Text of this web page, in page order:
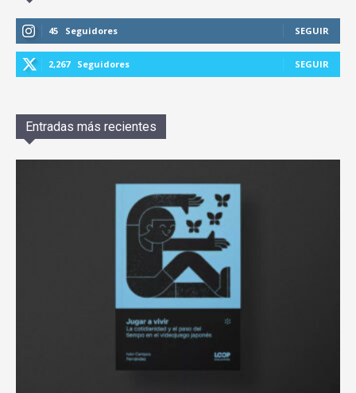
45 Seguidores SEGUIR
2,267 Seguidores SEGUIR
Entradas más recientes